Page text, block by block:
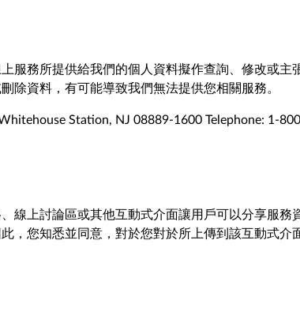
服務所提供給我們的個人資料擬作查詢、修改或
除資料，有可能導致我們無法提供您相關服務。
Station, NJ 08889-1600 Telephone: 1-
線上討論區或其他互動式介面讓用戶可以分享服
，您知悉並同意，對於您對於所上傳到該互動式